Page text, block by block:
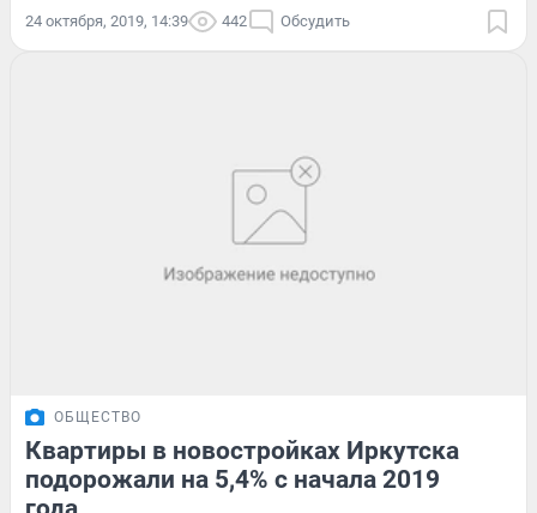
24 октября, 2019, 14:39 442 Обсудить
ОБЩЕСТВО
Квартиры в новостройках Иркутска
подорожали на 5,4% с начала 2019